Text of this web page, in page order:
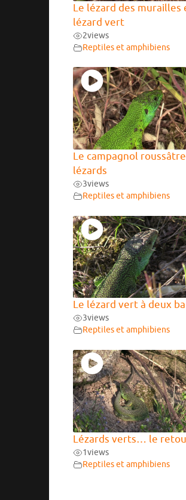
Le lézard des murailles
lézard vert
2views
Reptiles et amphibiens
Le campagnol
lézards
3views
Reptiles et amphibiens
Le lézard vert à deux
3views
Reptiles et amphibiens
Lézards verts… le
1views
Reptiles et amphibiens